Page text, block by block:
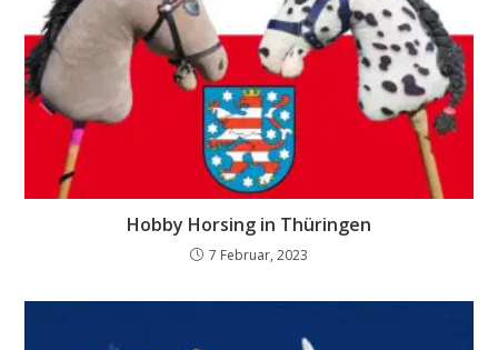
Hobby Horsing in Thüringen
7 Februar, 2023